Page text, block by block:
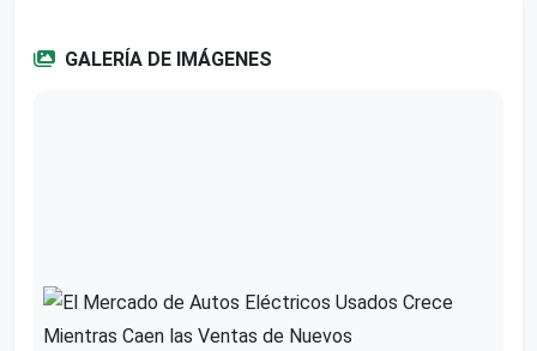
GALERÍA DE IMÁGENES